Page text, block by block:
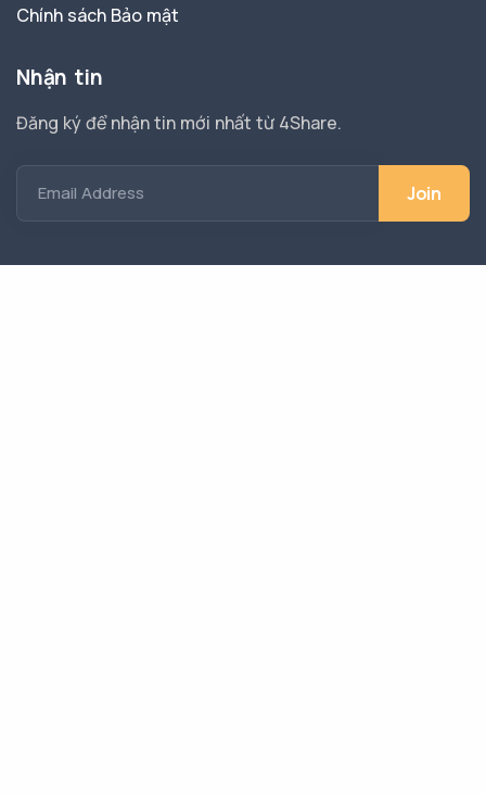
Chính sách Bảo mật
Nhận tin
Đăng ký để nhận tin mới nhất từ 4Share.
Email Address